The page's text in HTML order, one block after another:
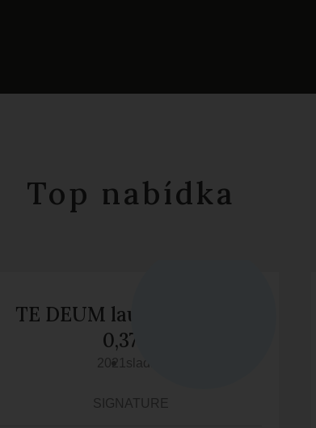
Top nabídka
TE DEUM laudamus (MT)
0,375 l
2021 sladké
SIGNATURE